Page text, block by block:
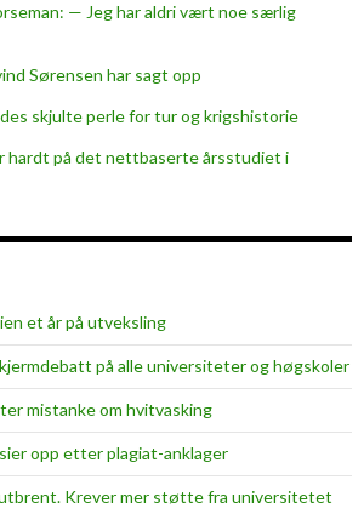
— Jeg har aldri vært noe særlig
Sørensen har sagt opp
skjulte perle for tur og krigshistorie
hardt på det nettbaserte årsstudiet i
et år på utveksling
på alle universiteter og høgskoler
mistanke om hvitvasking
opp etter plagiat-anklager
Krever mer støtte fra universitetet